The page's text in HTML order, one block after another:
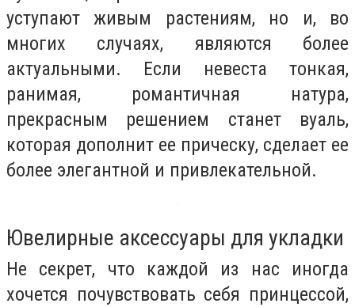
уступают живым растениям, но и, во
многих случаях, являются более
актуальными. Если невеста тонкая,
ранимая, романтичная натура,
прекрасным решением станет вуаль,
которая дополнит ее прическу, сделает ее
более элегантной и привлекательной.
Ювелирные аксессуары для укладки
Не секрет, что каждой из нас иногда
хочется почувствовать себя принцессой,